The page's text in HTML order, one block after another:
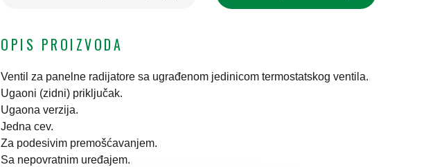
OPIS PROIZVODA
Ventil za panelne radijatore sa ugrađenom jedinicom termostatskog ventila.
Ugaoni (zidni) priključak.
Ugaona verzija.
Jedna cev.
Za podesivim premošćavanjem.
Sa nepovratnim uređajem.